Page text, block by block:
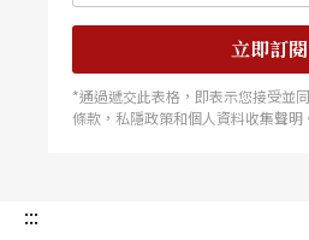
立即訂閱
*通過遞交此表格，即表示您接受並
條款，私隱政策和個人資料收集聲明
:::